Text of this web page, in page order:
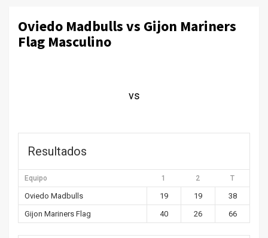
Oviedo Madbulls vs Gijon Mariners
Flag Masculino
vs
Resultados
Equipo 1 2 T
Oviedo Madbulls 19 19
38
Gijon Mariners Flag
40 26 66